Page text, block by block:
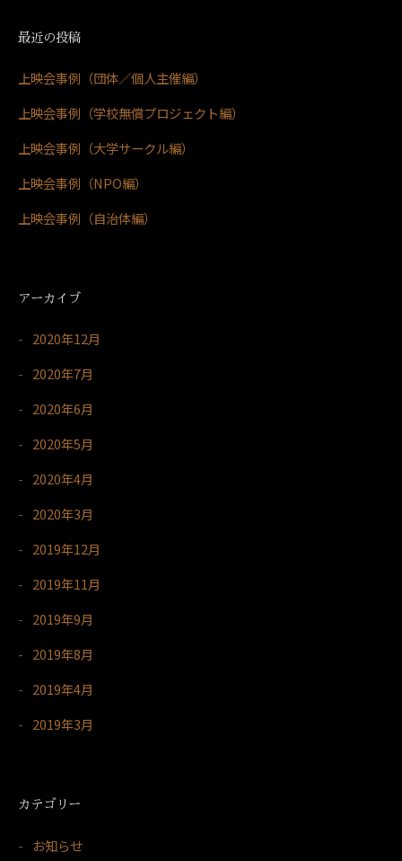
最近の投稿
上映会事例（団体／個人主催編）
上映会事例（学校無償プロジェクト編）
上映会事例（大学サークル編）
上映会事例（NPO編）
上映会事例（自治体編）
アーカイブ
2020年12月
2020年7月
2020年6月
2020年5月
2020年4月
2020年3月
2019年12月
2019年11月
2019年9月
2019年8月
2019年4月
2019年3月
カテゴリー
お知らせ